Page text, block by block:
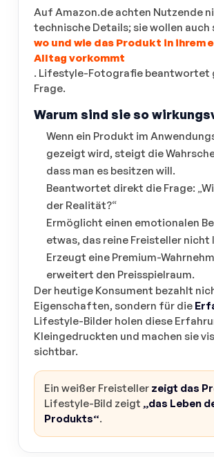
Auf Amazon.de achten Nutzende
technische Details; sie wollen auch
wo und wie das Produkt in ihrem
Alltag vorkommt
. Lifestyle-Fotografie beantwortet
Frage.
Warum sind sie so
Wenn ein Produkt im
gezeigt wird, steigt die
dass man es besitzen will.
Beantwortet direkt die Frage:
der Realität?“
Ermöglicht einen emotionalen
etwas, das reine Freisteller nicht
Erzeugt eine Premium-
erweitert den Preisspielraum.
Der heutige Konsument bezahlt
Eigenschaften, sondern für die
Lifestyle-Bilder holen diese
Kleingedruckten und machen sie
sichtbar.
Ein weißer Freisteller zeigt das
Lifestyle-Bild zeigt „das Leben
Produkts“.